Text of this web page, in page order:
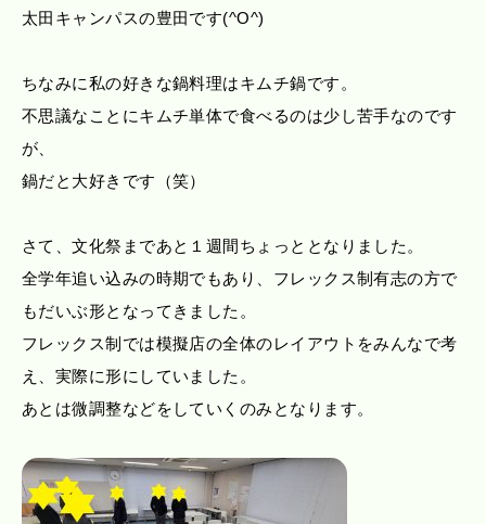
太田キャンパスの豊田です(^O^)
ちなみに私の好きな鍋料理はキムチ鍋です。
不思議なことにキムチ単体で食べるのは少し苦手なのです
が、
鍋だと大好きです（笑）
さて、文化祭まであと１週間ちょっととなりました。
全学年追い込みの時期でもあり、フレックス制有志の方で
もだいぶ形となってきました。
フレックス制では模擬店の全体のレイアウトをみんなで考
え、実際に形にしていました。
あとは微調整などをしていくのみとなります。